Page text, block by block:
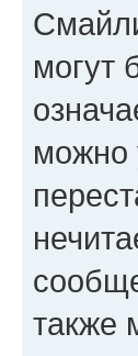
могут
можно
также